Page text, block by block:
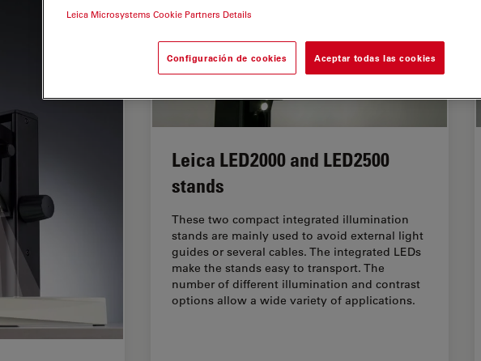
Leica LED2000 and LED2500
stands
These two compact integrated illumination
stands are mainly used to avoid external light
guides or several cables. The integrated LEDs
make the stands easy to transport. The
number of different illumination and contrast
options allow a wide variety of applications.
Leica Microsystems Cookie Partners Details
Configuración de cookies Aceptar todas las cookies